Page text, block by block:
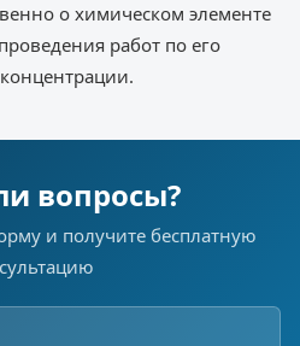
о химическом элементе
работ по его
вопросы?
и получите бесплатную